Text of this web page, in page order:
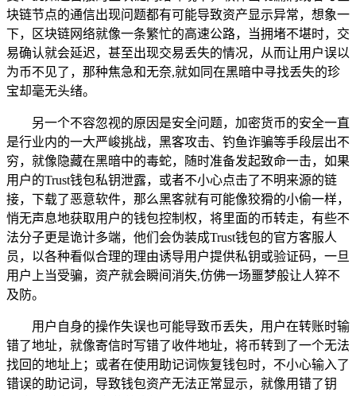
块链节点的通信出现问题都有可能导致资产显示异常，想象一
下，区块链网络就像一条繁忙的高速公路，当拥堵不堪时，交
易确认就会延迟，甚至出现交易丢失的情况，从而让用户误以
为币不见了，那种焦急和无奈,就如同在黑暗中寻找丢失的珍
宝却毫无头绪。
另一个不容忽视的原因是安全问题，加密货币的安全一直
是行业内的一大严峻挑战，黑客攻击、钓鱼诈骗等手段层出不
穷，就像隐藏在黑暗中的毒蛇，随时准备发起致命一击，如果
用户的Trust钱包私钥泄露，或者不小心点击了不明来源的链
接，下载了恶意软件，那么黑客就有可能像狡猾的小偷一样，
悄无声息地获取用户的钱包控制权，将里面的币转走，有些不
法分子更是诡计多端，他们会伪装成Trust钱包的官方客服人
员，以各种看似合理的理由诱导用户提供私钥或验证码，一旦
用户上当受骗，资产就会瞬间消失,仿佛一场噩梦般让人猝不
及防。
用户自身的操作失误也可能导致币丢失，用户在转账时输
错了地址，就像寄信时写错了收件地址，将币转到了一个无法
找回的地址上；或者在使用助记词恢复钱包时，不小心输入了
错误的助记词，导致钱包资产无法正常显示，就像用错了钥